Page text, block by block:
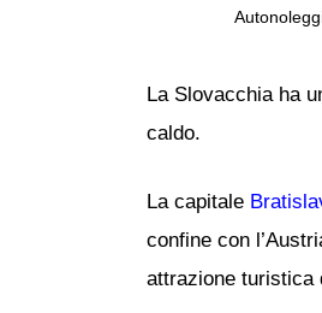
La Slovacchia ha
caldo.
La capitale
confine con
attrazione turistica